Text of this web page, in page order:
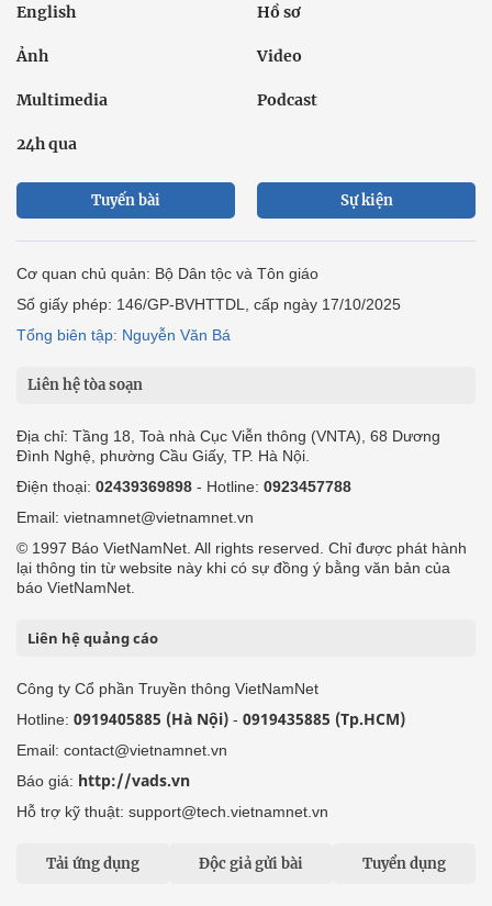
English Hồ sơ
Ảnh Video
Multimedia Podcast
24h qua
Tuyến bài Sự kiện
Cơ quan chủ quản: Bộ Dân tộc và Tôn giáo
Số giấy phép: 146/GP-BVHTTDL, cấp ngày 17/10/2025
Tổng biên tập: Nguyễn Văn Bá
Liên hệ tòa soạn
Địa chỉ: Tầng 18, Toà nhà Cục Viễn thông (VNTA), 68 Dương
Đình Nghệ, phường Cầu Giấy, TP. Hà Nội.
Điện thoại: 02439369898 - Hotline: 0923457788
Email: vietnamnet@vietnamnet.vn
© 1997 Báo VietNamNet. All rights reserved. Chỉ được phát hành
lại thông tin từ website này khi có sự đồng ý bằng văn bản của
báo VietNamNet.
Liên hệ quảng cáo
Công ty Cổ phần Truyền thông VietNamNet
Hotline: 0919405885 (Hà Nội) - 0919435885 (Tp.HCM)
Email: contact@vietnamnet.vn
Báo giá: http://vads.vn
Hỗ trợ kỹ thuật: support@tech.vietnamnet.vn
Tải ứng dụng Độc giả gửi bài Tuyển dụng